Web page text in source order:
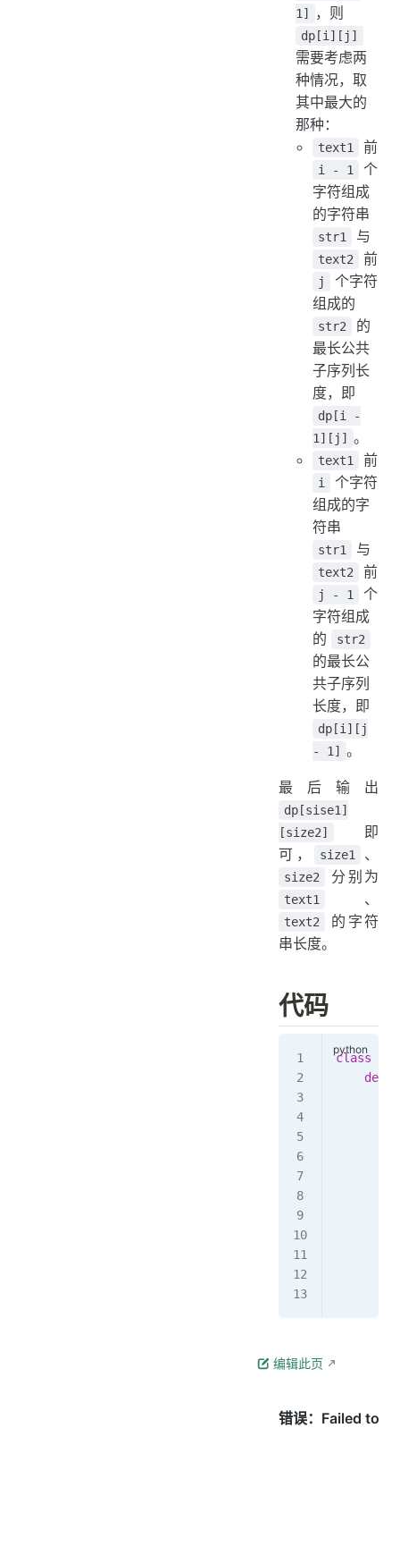
1]
，则
dp[i][j]
需要考虑两
种情况，取
其中最大的
那种：
text1 前
i - 1
个
字符组成
的字符串
str1 与
text2 前
j
个字符
组成的
str2
的
最长公共
子序列长
度，即
dp[i -
1][j]
。
text1 前
i
个字符
组成的字
符串
str1 与
text2 前
j - 1
个
字符组成
的
str2
的最长公
共子序列
长度，即
dp[i][j
- 1]
。
最后输出
dp[sise1]
[size2]
即
可，
size1 、
size2 分别为
text1 、
text2
的字符
串长度。
代码
class
    def
编辑此页